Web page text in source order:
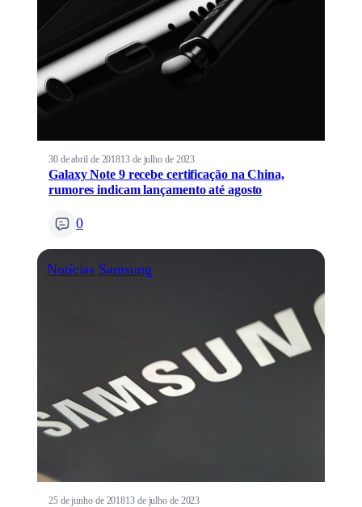
30 de abril de 201813 de julho de 2023
Galaxy Note 9 recebe certificação na China,
rumores indicam lançamento até agosto
0
Notícias Samsung
25 de junho de 201813 de julho de 2023